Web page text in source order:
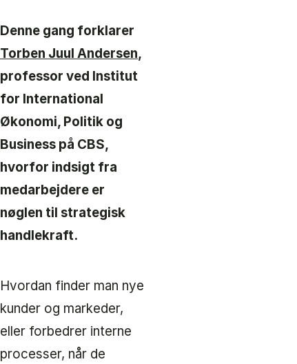
Denne gang forklarer
Torben Juul Andersen,
professor ved Institut
for International
Økonomi, Politik og
Business på CBS,
hvorfor indsigt fra
medarbejdere er
nøglen til strategisk
handlekraft.
Hvordan finder man nye
kunder og markeder,
eller forbedrer interne
processer, når de